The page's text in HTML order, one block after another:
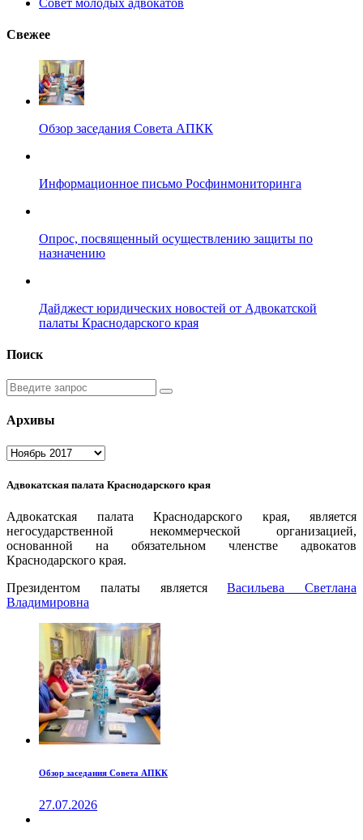
Совет молодых адвокатов
Свежее
Обзор заседания Совета АПКК
Информационное письмо Росфинмониторинга
Опрос, посвященный осуществлению защиты по
назначению
Дайджест юридических новостей от Адвокатской
палаты Краснодарского края
Поиск
Введите
запрос
Архивы
Архивы
Адвокатская палата Краснодарского края
Адвокатская палата Краснодарского края, является
негосударственной некоммерческой организацией,
основанной на обязательном членстве адвокатов
Краснодарского края.
Президентом палаты являетсяВаcильева Светлана
Владимировна
Обзор заседания Совета АПКК
27.07.2026